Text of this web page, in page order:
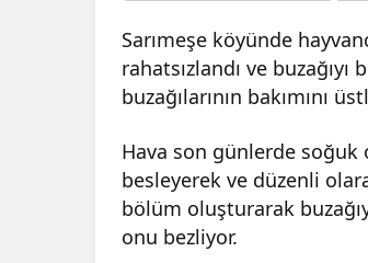
Sarımeşe köyünde
rahatsızlandı ve
buzağılarının bakımını
Hava son günlerde soğuk
besleyerek ve düzenli
bölüm oluşturarak
onu bezliyor.